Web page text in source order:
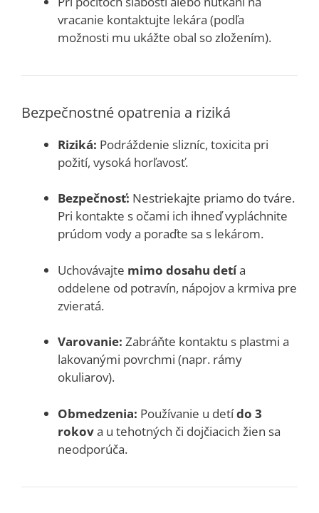
vracanie kontaktujte lekára (podľa
možnosti mu ukážte obal so zložením).
Bezpečnostné opatrenia a riziká
Riziká: Podráždenie slizníc, toxicita pri
požití, vysoká horľavosť.
Bezpečnosť: Nestriekajte priamo do tváre.
Pri kontakte s očami ich ihneď vypláchnite
prúdom vody a poraďte sa s lekárom.
Uchovávajte mimo dosahu detía
oddelene od potravín, nápojov a krmiva pre
zvieratá.
Varovanie: Zabráňte kontaktu s plastmi a
lakovanými povrchmi (napr. rámy
okuliarov).
Obmedzenia: Používanie u detído 3
rokova u tehotných či dojčiacich žien sa
neodporúča.